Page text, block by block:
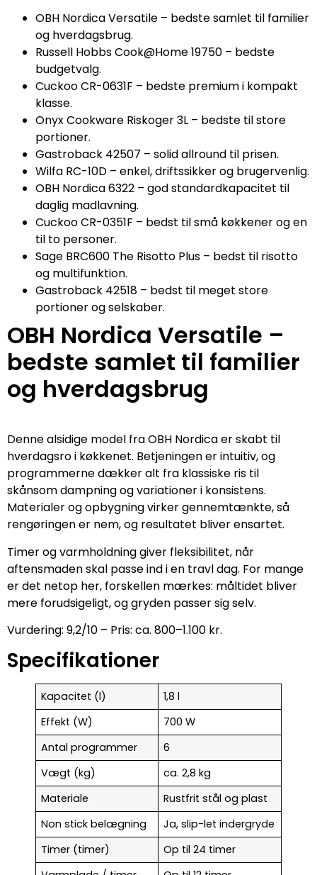
OBH Nordica Versatile – bedste samlet til familier
og hverdagsbrug.
Russell Hobbs Cook@Home 19750 – bedste
budgetvalg.
Cuckoo CR-0631F – bedste premium i kompakt
klasse.
Onyx Cookware Riskoger 3L – bedste til store
portioner.
Gastroback 42507 – solid allround til prisen.
Wilfa RC-10D – enkel, driftssikker og brugervenlig.
OBH Nordica 6322 – god standardkapacitet til
daglig madlavning.
Cuckoo CR-0351F – bedst til små køkkener og en
til to personer.
Sage BRC600 The Risotto Plus – bedst til risotto
og multifunktion.
Gastroback 42518 – bedst til meget store
portioner og selskaber.
OBH Nordica Versatile –
bedste samlet til familier
og hverdagsbrug
Denne alsidige model fra OBH Nordica er skabt til
hverdagsro i køkkenet. Betjeningen er intuitiv, og
programmerne dækker alt fra klassiske ris til
skånsom dampning og variationer i konsistens.
Materialer og opbygning virker gennemtænkte, så
rengøringen er nem, og resultatet bliver ensartet.
Timer og varmholdning giver fleksibilitet, når
aftensmaden skal passe ind i en travl dag. For mange
er det netop her, forskellen mærkes: måltidet bliver
mere forudsigeligt, og gryden passer sig selv.
Vurdering: 9,2/10 – Pris: ca. 800–1.100 kr.
Specifikationer
Kapacitet (l)
1,8 l
Effekt (W)
700 W
Antal programmer
6
Vægt (kg)
ca. 2,8 kg
Materiale
Rustfrit stål og plast
Non stick belægning
Ja, slip-let indergryde
Timer (timer)
Op til 24 timer